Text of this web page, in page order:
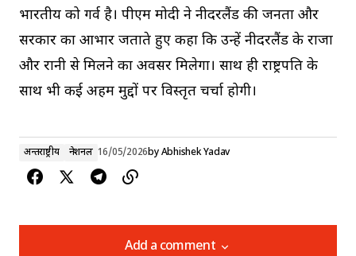
भारतीय को गर्व है। पीएम मोदी ने नीदरलैंड की जनता और
सरकार का आभार जताते हुए कहा कि उन्हें नीदरलैंड के राजा
और रानी से मिलने का अवसर मिलेगा। साथ ही राष्ट्रपति के
साथ भी कई अहम मुद्दों पर विस्तृत चर्चा होगी।
अन्तर्राष्ट्रीय नेशनल 16/05/2026by Abhishek Yadav
Add a comment